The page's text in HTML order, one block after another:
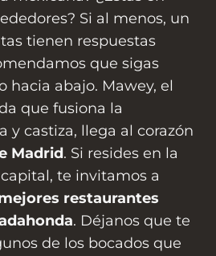
Si al menos, un
tienen respuestas
que sigas
hacia abajo. Mawey, el
que fusiona la
y castiza, llega al corazón
Madrid. Si resides en la
te invitamos a
restaurantes
. Déjanos que te
de los bocados que